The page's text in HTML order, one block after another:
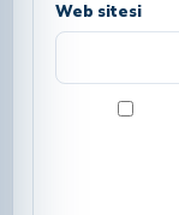
Web sitesi